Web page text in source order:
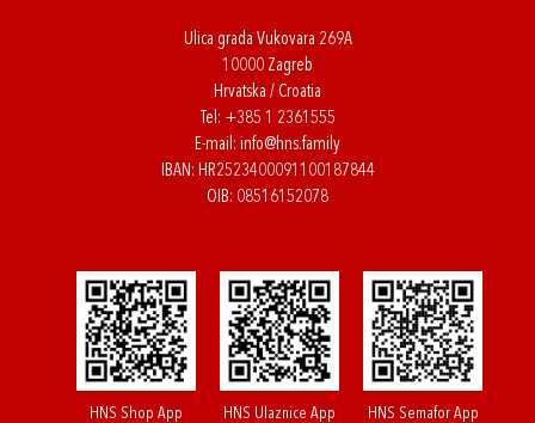
Ulica grada Vukovara 269A
10000 Zagreb
Hrvatska / Croatia
Tel: +385 1 2361555
E-mail: info@hns.family
IBAN: HR2523400091100187844
OIB: 08516152078
HNS Shop App HNS Ulaznice App HNS Semafor App